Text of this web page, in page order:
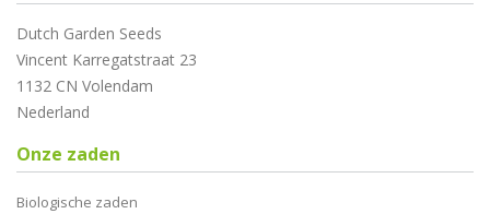
Dutch Garden Seeds
Vincent Karregatstraat 23
1132 CN Volendam
Nederland
Onze zaden
Biologische zaden